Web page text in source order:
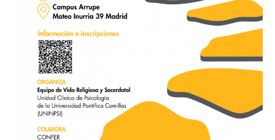
consagrada
sacerdotal